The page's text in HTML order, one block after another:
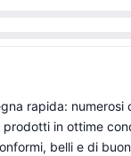
rapida:
in ottime
belli e di